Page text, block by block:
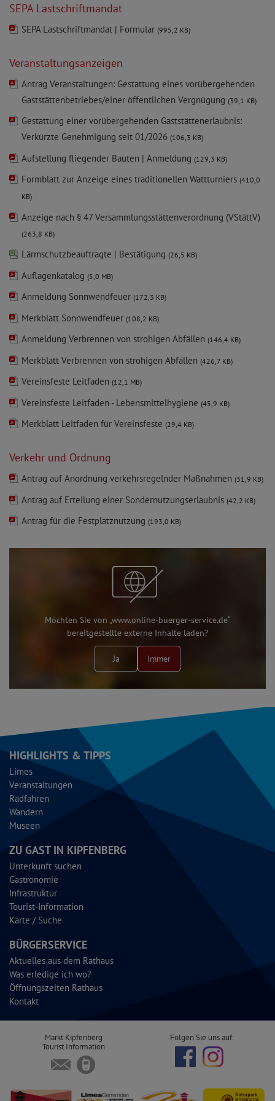
SEPA Lastschriftmandat
SEPA Lastschriftmandat | Formular (995,2 KB)
Veranstaltungsanzeigen
Antrag Veranstaltungen: Gestattung eines vorübergehenden
Gaststättenbetriebes/einer öffentlichen Vergnügung (39,1 KB)
Gestattung einer vorübergehenden Gaststättenerlaubnis:
Verkürzte Genehmigung seit 01/2026 (106,3 KB)
Aufstellung fliegender Bauten | Anmeldung (129,3 KB)
Formblatt zur Anzeige eines traditionellen Wattturniers (410,0
KB)
Anzeige nach § 47 Versammlungsstättenverordnung (VStättV)
(263,8 KB)
Lärmschutzbeauftragte | Bestätigung (26,5 KB)
Auflagenkatalog (5,0 MB)
Anmeldung Sonnwendfeuer (172,3 KB)
Merkblatt Sonnwendfeuer (108,2 KB)
Anmeldung Verbrennen von strohigen Abfällen (146,4 KB)
Merkblatt Verbrennen von strohigen Abfällen (426,7 KB)
Vereinsfeste Leitfaden (12,1 MB)
Vereinsfeste Leitfaden - Lebensmittelhygiene (45,9 KB)
Merkblatt Leitfaden für Vereinsfeste (29,4 KB)
Verkehr und Ordnung
Antrag auf Anordnung verkehrsregelnder Maßnahmen (31,9 KB)
Antrag auf Erteilung einer Sondernutzungserlaubnis (42,2 KB)
Antrag für die Festplatznutzung (193,0 KB)
Möchten Sie von „www.online-buerger-service.de“
bereitgestellte externe Inhalte laden?
Ja Immer
HIGHLIGHTS & TIPPS
Limes
Veranstaltungen
Radfahren
Wandern
Museen
ZU GAST IN KIPFENBERG
Unterkunft suchen
Gastronomie
Infrastruktur
Tourist-Information
Karte / Suche
BÜRGERSERVICE
Aktuelles aus dem Rathaus
Was erledige ich wo?
Öffnungszeiten Rathaus
Kontakt
Markt Kipfenberg
Tourist Information
Folgen Sie uns auf: